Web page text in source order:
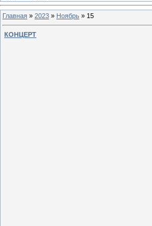
Главная » 2023 » Ноябрь » 15
КОНЦЕРТ